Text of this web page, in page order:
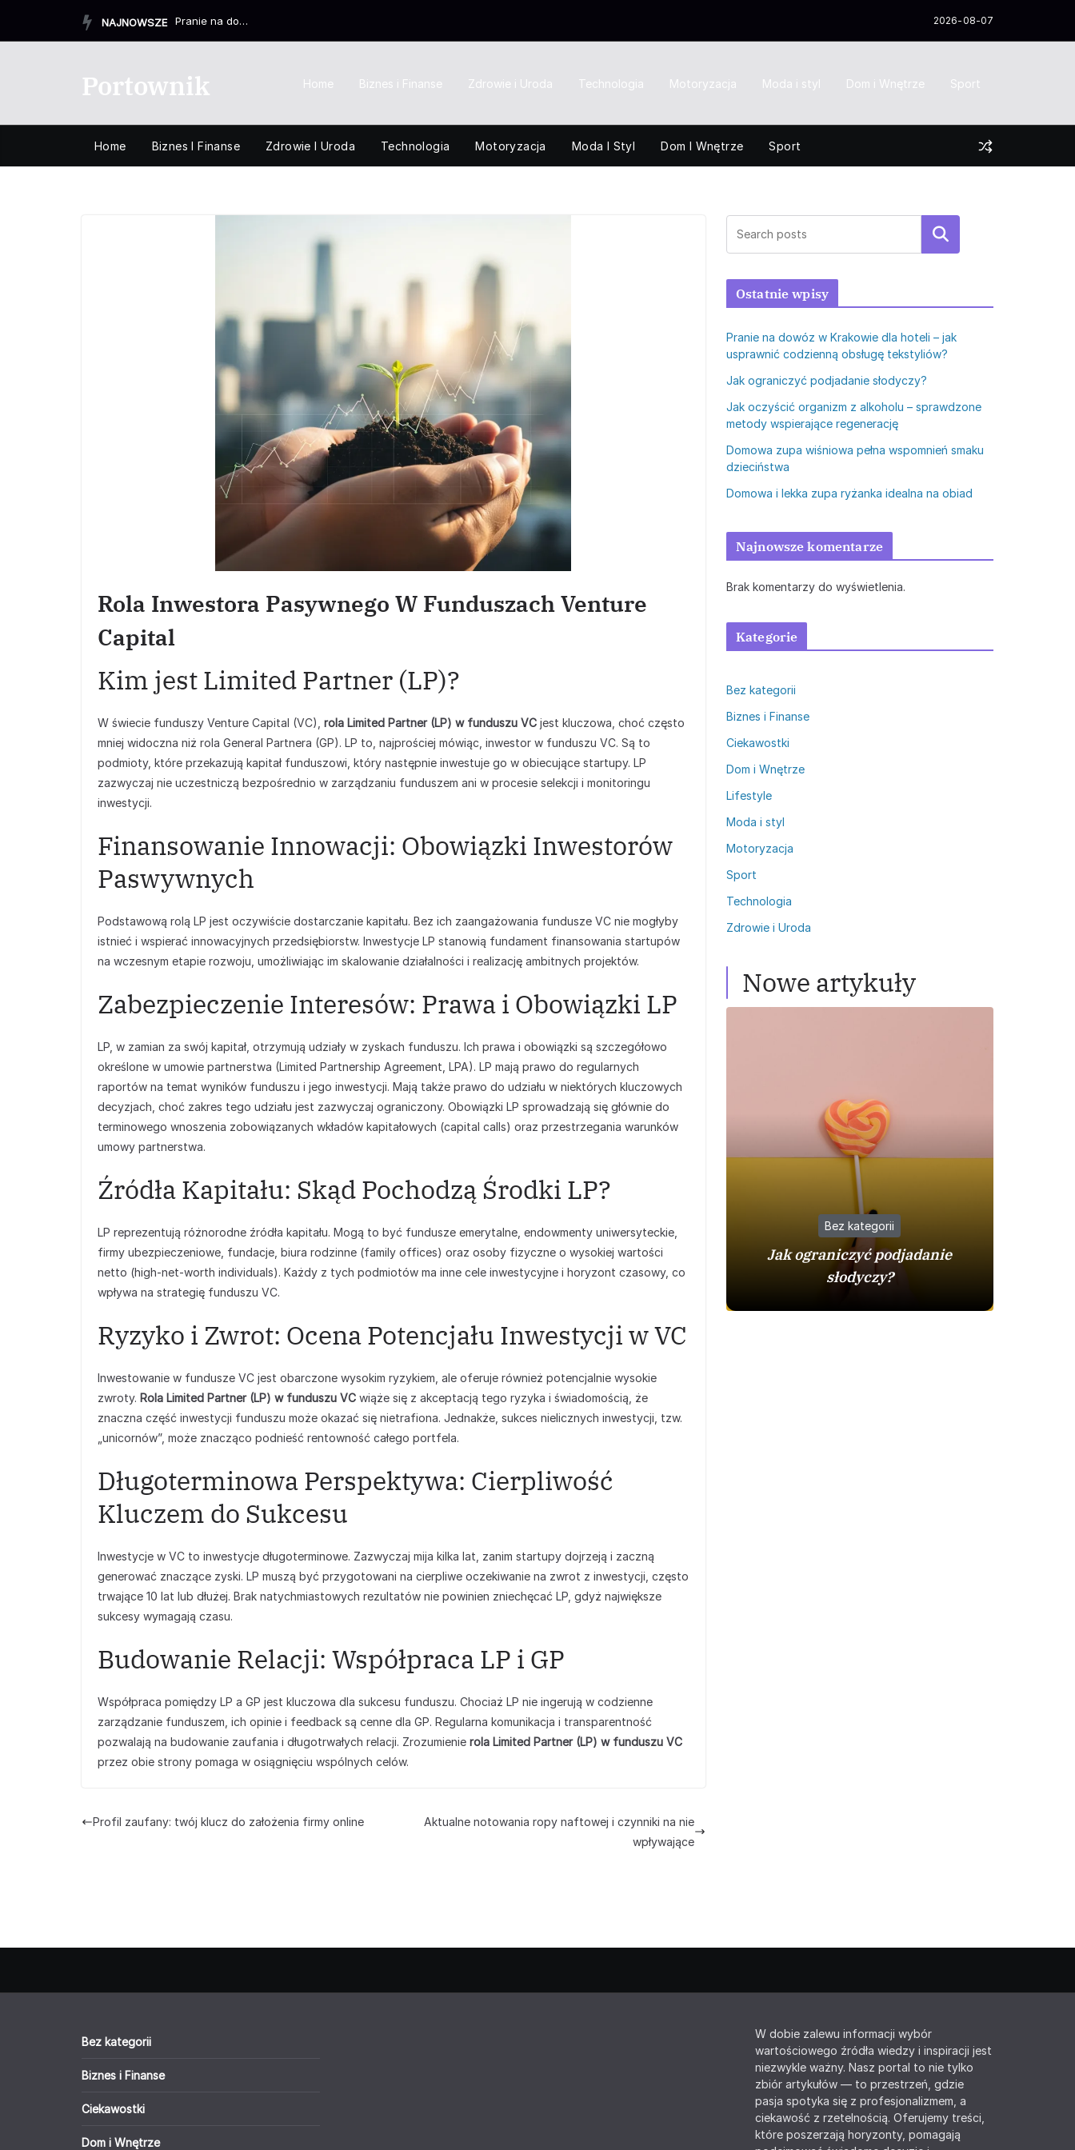
NAJNOWSZE Jak ograniczyć podjadanie słodyczy? 2026-08-07
Portownik Home Biznes i Finanse Zdrowie i Uroda Technologia Motoryzacja Moda i styl Dom i Wnętrze Sport
Home Biznes I Finanse Zdrowie I Uroda Technologia Motoryzacja Moda I Styl Dom I Wnętrze Sport
Rola Inwestora Pasywnego W Funduszach Venture
Capital
Kim jest Limited Partner (LP)?
W świecie funduszy Venture Capital (VC), rola Limited Partner (LP) w funduszu VC jest kluczowa, choć często
mniej widoczna niż rola General Partnera (GP). LP to, najprościej mówiąc, inwestor w funduszu VC. Są to
podmioty, które przekazują kapitał funduszowi, który następnie inwestuje go w obiecujące startupy. LP
zazwyczaj nie uczestniczą bezpośrednio w zarządzaniu funduszem ani w procesie selekcji i monitoringu
inwestycji.
Finansowanie Innowacji: Obowiązki Inwestorów
Paswywnych
Podstawową rolą LP jest oczywiście dostarczanie kapitału. Bez ich zaangażowania fundusze VC nie mogłyby
istnieć i wspierać innowacyjnych przedsiębiorstw. Inwestycje LP stanowią fundament finansowania startupów
na wczesnym etapie rozwoju, umożliwiając im skalowanie działalności i realizację ambitnych projektów.
Zabezpieczenie Interesów: Prawa i Obowiązki LP
LP, w zamian za swój kapitał, otrzymują udziały w zyskach funduszu. Ich prawa i obowiązki są szczegółowo
określone w umowie partnerstwa (Limited Partnership Agreement, LPA). LP mają prawo do regularnych
raportów na temat wyników funduszu i jego inwestycji. Mają także prawo do udziału w niektórych kluczowych
decyzjach, choć zakres tego udziału jest zazwyczaj ograniczony. Obowiązki LP sprowadzają się głównie do
terminowego wnoszenia zobowiązanych wkładów kapitałowych (capital calls) oraz przestrzegania warunków
umowy partnerstwa.
Źródła Kapitału: Skąd Pochodzą Środki LP?
LP reprezentują różnorodne źródła kapitału. Mogą to być fundusze emerytalne, endowmenty uniwersyteckie,
firmy ubezpieczeniowe, fundacje, biura rodzinne (family offices) oraz osoby fizyczne o wysokiej wartości
netto (high-net-worth individuals). Każdy z tych podmiotów ma inne cele inwestycyjne i horyzont czasowy, co
wpływa na strategię funduszu VC.
Ryzyko i Zwrot: Ocena Potencjału Inwestycji w VC
Inwestowanie w fundusze VC jest obarczone wysokim ryzykiem, ale oferuje również potencjalnie wysokie
zwroty. Rola Limited Partner (LP) w funduszu VC wiąże się z akceptacją tego ryzyka i świadomością, że
znaczna część inwestycji funduszu może okazać się nietrafiona. Jednakże, sukces nielicznych inwestycji, tzw.
„unicornów”, może znacząco podnieść rentowność całego portfela.
Długoterminowa Perspektywa: Cierpliwość
Kluczem do Sukcesu
Inwestycje w VC to inwestycje długoterminowe. Zazwyczaj mija kilka lat, zanim startupy dojrzeją i zaczną
generować znaczące zyski. LP muszą być przygotowani na cierpliwe oczekiwanie na zwrot z inwestycji, często
trwające 10 lat lub dłużej. Brak natychmiastowych rezultatów nie powinien zniechęcać LP, gdyż największe
sukcesy wymagają czasu.
Budowanie Relacji: Współpraca LP i GP
Współpraca pomiędzy LP a GP jest kluczowa dla sukcesu funduszu. Chociaż LP nie ingerują w codzienne
zarządzanie funduszem, ich opinie i feedback są cenne dla GP. Regularna komunikacja i transparentność
pozwalają na budowanie zaufania i długotrwałych relacji. Zrozumienie rola Limited Partner (LP) w funduszu VC
przez obie strony pomaga w osiągnięciu wspólnych celów.
Profil zaufany: twój klucz do założenia firmy online
Aktualne notowania ropy naftowej i czynniki na nie
wpływające
Szukaj
Ostatnie wpisy
Pranie na dowóz w Krakowie dla hoteli – jak
usprawnić codzienną obsługę tekstyliów?
Jak ograniczyć podjadanie słodyczy?
Jak oczyścić organizm z alkoholu – sprawdzone
metody wspierające regenerację
Domowa zupa wiśniowa pełna wspomnień smaku
dzieciństwa
Domowa i lekka zupa ryżanka idealna na obiad
Najnowsze komentarze
Brak komentarzy do wyświetlenia.
Kategorie
Bez kategorii
Biznes i Finanse
Ciekawostki
Dom i Wnętrze
Lifestyle
Moda i styl
Motoryzacja
Sport
Technologia
Zdrowie i Uroda
Nowe artykuły
Bez kategorii
Jak ograniczyć podjadanie
słodyczy?
Bez kategorii
Biznes i Finanse
Ciekawostki
Dom i Wnętrze
W dobie zalewu informacji wybór
wartościowego źródła wiedzy i inspiracji jest
niezwykle ważny. Nasz portal to nie tylko
zbiór artykułów — to przestrzeń, gdzie
pasja spotyka się z profesjonalizmem, a
ciekawość z rzetelnością. Oferujemy treści,
które poszerzają horyzonty, pomagają